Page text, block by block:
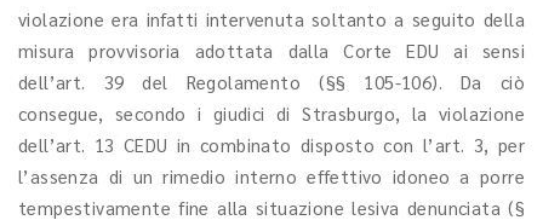
violazione era infatti intervenuta soltanto a seguito della
misura provvisoria adottata dalla Corte EDU ai sensi
dell’art. 39 del Regolamento (§§ 105-106). Da ciò
consegue, secondo i giudici di Strasburgo, la violazione
dell’art. 13 CEDU in combinato disposto con l’art. 3, per
l’assenza di un rimedio interno effettivo idoneo a porre
tempestivamente fine alla situazione lesiva denunciata (§